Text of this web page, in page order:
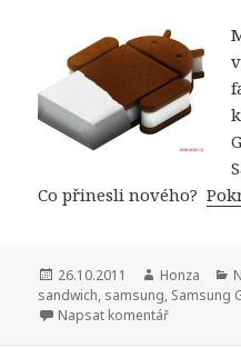
Co přinesli nového?
Publikováno:
26.10.2011 Autor:
Honza
sandwich, samsung, Samsung
Napsat komentář